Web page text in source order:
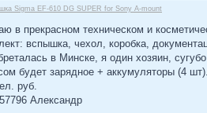
Sigma EF-610 DG SUPER for Sony A-mount
в прекрасном техническом и
вспышка, чехол, коробка,
в Минске, я один хозяин,
будет зарядное + аккумуляторы (4 шт).
руб.
Александр